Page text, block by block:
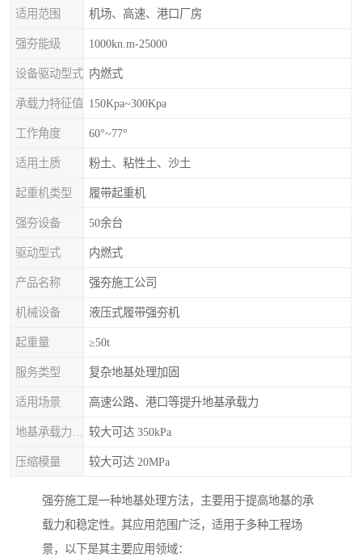
适用范围 机场、高速、港口厂房
强夯能级 1000kn.m-25000
设备驱动型式 内燃式
承载力特征值 150Kpa~300Kpa
工作角度 60°~77°
适用土质 粉土、粘性土、沙土
起重机类型 履带起重机
强夯设备 50余台
驱动型式 内燃式
产品名称 强夯施工公司
机械设备 液压式履带强夯机
起重量 ≥50t
服务类型 复杂地基处理加固
适用场景 高速公路、港口等提升地基承载力
较大可达 350kPa
压缩模量 较大可达 20MPa
强夯施工是一种地基处理方法，主要用于提高地基的承
载力和稳定性。其应用范围广泛，适用于多种工程场
景，以下是其主要应用领域：